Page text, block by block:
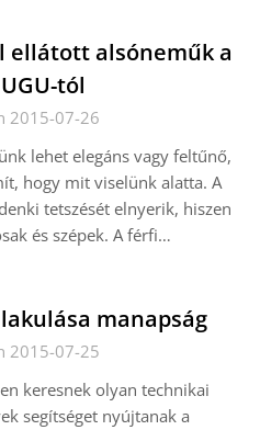
ellátott alsóneműk a
tól
2015-07-26
lehet elegáns vagy feltűnő,
hogy mit viselünk alatta. A
tetszését elnyerik, hiszen
és szépek. A férfi…
manapság
2015-07-25
keresnek olyan technikai
segítséget nyújtanak a